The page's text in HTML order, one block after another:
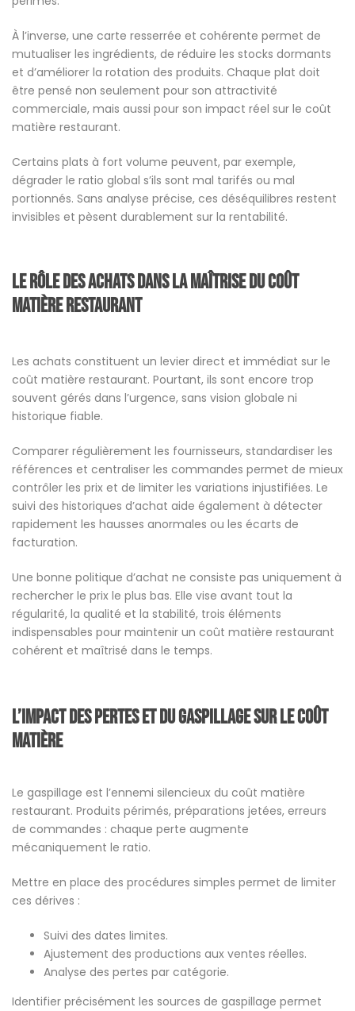
À l’inverse, une carte resserrée et cohérente permet de
mutualiser les ingrédients, de réduire les stocks dormants
et d’améliorer la rotation des produits. Chaque plat doit
être pensé non seulement pour son attractivité
commerciale, mais aussi pour son impact réel sur le coût
matière restaurant.
Certains plats à fort volume peuvent, par exemple,
dégrader le ratio global s’ils sont mal tarifés ou mal
portionnés. Sans analyse précise, ces déséquilibres restent
invisibles et pèsent durablement sur la rentabilité.
Le rôle des achats dans la maîtrise du coût
matière restaurant
Les achats constituent un levier direct et immédiat sur le
coût matière restaurant. Pourtant, ils sont encore trop
souvent gérés dans l’urgence, sans vision globale ni
historique fiable.
Comparer régulièrement les fournisseurs, standardiser les
références et centraliser les commandes permet de mieux
contrôler les prix et de limiter les variations injustifiées. Le
suivi des historiques d’achat aide également à détecter
rapidement les hausses anormales ou les écarts de
facturation.
Une bonne politique d’achat ne consiste pas uniquement à
rechercher le prix le plus bas. Elle vise avant tout la
régularité, la qualité et la stabilité, trois éléments
indispensables pour maintenir un coût matière restaurant
cohérent et maîtrisé dans le temps.
L’impact des pertes et du gaspillage sur le coût
matière
Le gaspillage est l’ennemi silencieux du coût matière
restaurant. Produits périmés, préparations jetées, erreurs
de commandes : chaque perte augmente
mécaniquement le ratio.
Mettre en place des procédures simples permet de limiter
ces dérives :
Suivi des dates limites.
Ajustement des productions aux ventes réelles.
Analyse des pertes par catégorie.
Identifier précisément les sources de gaspillage permet